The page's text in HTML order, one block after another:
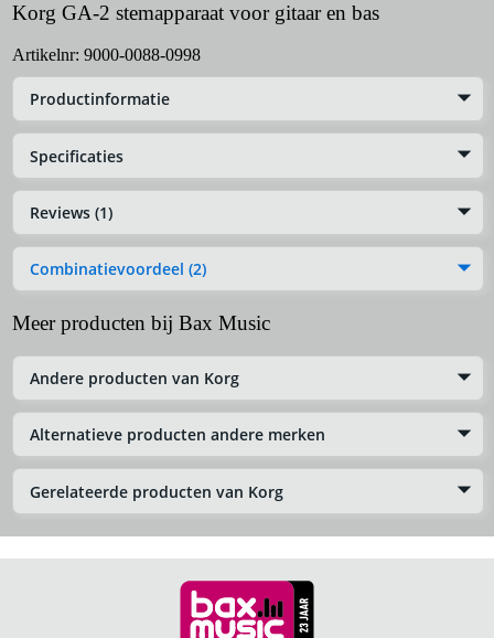
Korg GA-2 stemapparaat voor gitaar en bas
Artikelnr: 9000-0088-0998
Productinformatie
Specificaties
Reviews (1)
Combinatievoordeel (2)
Meer producten bij Bax Music
Andere producten van Korg
Alternatieve producten andere merken
Gerelateerde producten van Korg